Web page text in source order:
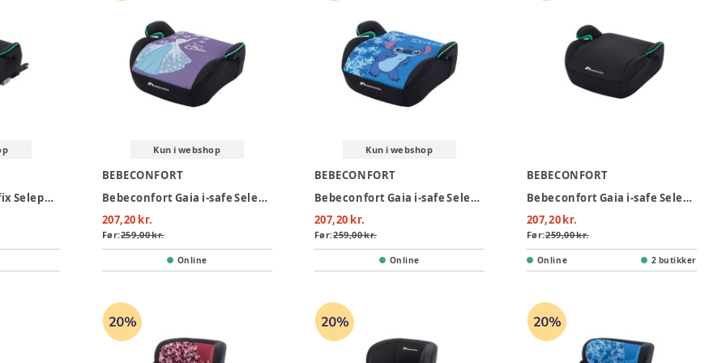
Bebeconfort Gaia i-fix Selepude- Mineral black
Kun i webshop
BEBECONFORT
Bebeconfort Gaia i-safe Selepude - Fun Frozen
207,20 kr.
Før:259,00 kr.
Online
Kun i webshop
BEBECONFORT
Bebeconfort Gaia i-safe Selepude - Fun Stitch
207,20 kr.
Før:259,00 kr.
Online
BEBECONFORT
Bebeconfort Gaia i-safe Selepude - Mineral Black
207,20 kr.
Før:259,00 kr.
Online 2 butikker